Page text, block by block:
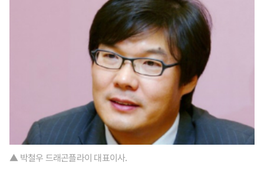
▲ 박철우 드래곤플라이 대표이사.